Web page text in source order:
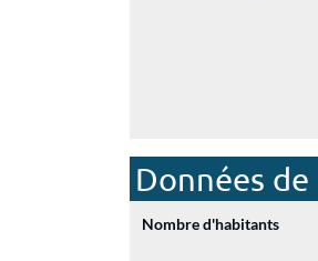
Données
Nombre d'habitants